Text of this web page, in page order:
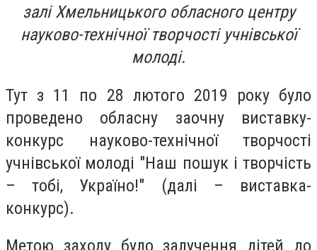
залі Хмельницького обласного центру
науково-технічної творчості учнівської
молоді.
Тут з 11 по 28 лютого 2019 року було
проведено обласну заочну виставку-
конкурс науково-технічної творчості
учнівської молоді "Наш пошук і творчість
– тобі, Україно!" (далі – виставка-
конкурс).
Метою заходу було залучення дітей до